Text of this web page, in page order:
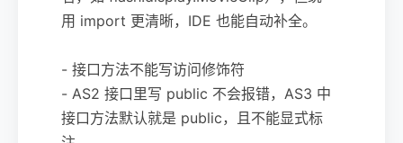
用 import 更清晰，IDE 也能自动补全。
- 接口方法不能写访问修饰符
- AS2 接口里写 public 不会报错，AS3 中
接口方法默认就是 public，且不能显式标